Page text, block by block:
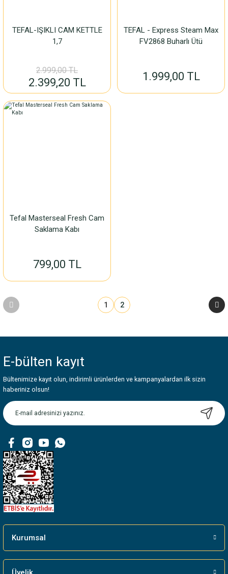
TEFAL-IŞIKLI CAM KETTLE
1,7
2.999,00 TL
2.399,20 TL
TEFAL - Express Steam Max
FV2868 Buharlı Ütü
1.999,00 TL
Tefal Masterseal Fresh Cam
Saklama Kabı
799,00 TL
1 2
E-bülten kayıt
Bültenimize kayıt olun, indirimli ürünlerden ve kampanyalardan ilk sizin
haberiniz olsun!
Kurumsal